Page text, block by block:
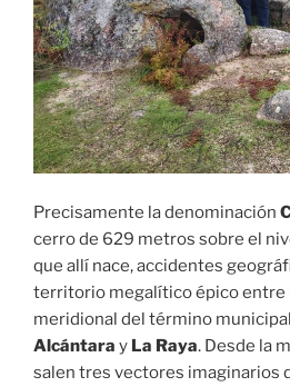
Precisamente la denominación
cerro de 629 metros sobre el
que allí nace, accidentes
territorio megalítico épico entre
meridional del término
Alcántara y La Raya. Desde la
salen tres vectores imaginarios